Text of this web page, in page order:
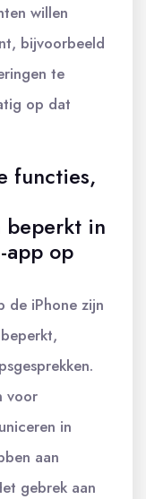
willen
bijvoorbeeld
te
op dat
functies,
beperkt in
app op
de iPhone zijn
voor
in
aan
gebrek aan